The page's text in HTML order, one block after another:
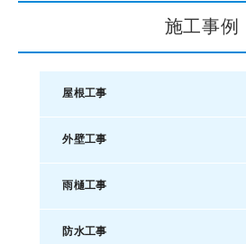
施工事例
屋根工事
外壁工事
雨樋工事
防水工事